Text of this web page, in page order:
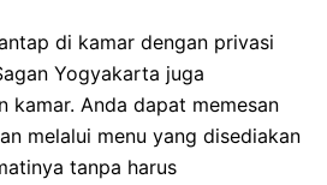
di kamar dengan privasi
Yogyakarta juga
kamar. Anda dapat memesan
melalui menu yang disediakan
tanpa harus